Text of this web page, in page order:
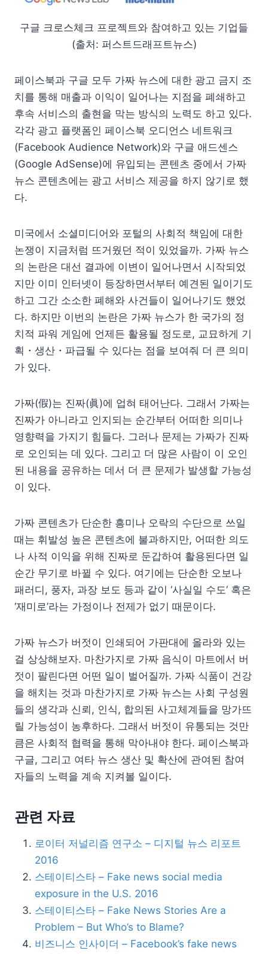
구글 크로스체크 프로젝트와 참여하고 있는 기업들
(출처: 퍼스트드래프트뉴스)
페이스북과 구글 모두 가짜 뉴스에 대한 광고 금지 조
치를 통해 매출과 이익이 일어나는 지점을 폐쇄하고
후속 서비스의 출현을 막는 방식의 노력도 하고 있다.
각각 광고 플랫폼인 페이스북 오디언스 네트워크
(Facebook Audience Network)와 구글 애드센스
(Google AdSense)에 유입되는 콘텐츠 중에서 가짜
뉴스 콘텐츠에는 광고 서비스 제공을 하지 않기로 했
다.
미국에서 소셜미디어와 포털의 사회적 책임에 대한
논쟁이 지금처럼 뜨거웠던 적이 있었을까. 가짜 뉴스
의 논란은 대선 결과에 이변이 일어나면서 시작되었
지만 이미 인터넷이 등장하면서부터 예견된 일이기도
하고 그간 소소한 폐해와 사건들이 일어나기도 했었
다. 하지만 이번의 논란은 가짜 뉴스가 한 국가의 정
치적 파워 게임에 언제든 활용될 정도로, 교묘하게 기
획・생산・파급될 수 있다는 점을 보여줘 더 큰 의미
가 있다.
가짜(假)는 진짜(眞)에 업혀 태어난다. 그래서 가짜는
진짜가 아니라고 인지되는 순간부터 어떠한 의미나
영향력을 가지기 힘들다. 그러나 문제는 가짜가 진짜
로 오인되는 데 있다. 그리고 더 많은 사람이 이 오인
된 내용을 공유하는 데서 더 큰 문제가 발생할 가능성
이 있다.
가짜 콘텐츠가 단순한 흥미나 오락의 수단으로 쓰일
때는 휘발성 높은 콘텐츠에 불과하지만, 어떠한 의도
나 사적 이익을 위해 진짜로 둔갑하여 활용된다면 일
순간 무기로 바뀔 수 있다. 여기에는 단순한 오보나
패러디, 풍자, 과장 보도 등과 같이 ‘사실일 수도’ 혹은
‘재미로’라는 가정이나 전제가 없기 때문이다.
가짜 뉴스가 버젓이 인쇄되어 가판대에 올라와 있는
걸 상상해보자. 마찬가지로 가짜 음식이 마트에서 버
젓이 팔린다면 어떤 일이 벌어질까. 가짜 식품이 건강
을 해치는 것과 마찬가지로 가짜 뉴스는 사회 구성원
들의 생각과 신뢰, 인식, 합의된 사고체계들을 망가뜨
릴 가능성이 농후하다. 그래서 버젓이 유통되는 것만
큼은 사회적 협력을 통해 막아내야 한다. 페이스북과
구글, 그리고 여타 뉴스 생산 및 확산에 관여된 참여
자들의 노력을 계속 지켜볼 일이다.
관련 자료
로이터 저널리즘 연구소 – 디지털 뉴스 리포트
2016
스테이티스타 – Fake news social media
exposure in the U.S. 2016
스테이티스타 – Fake News Stories Are a
Problem – But Who’s to Blame?
비즈니스 인사이더 – Facebook’s fake news